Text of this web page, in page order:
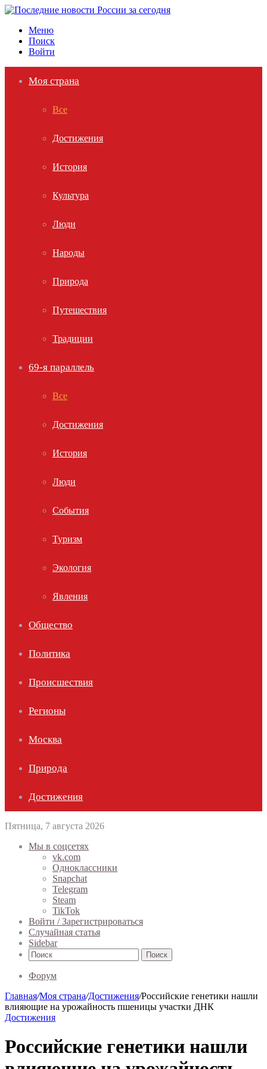
Меню
Поиск
Войти
Моя страна
Все
Достижения
История
Культура
Люди
Народы
Природа
Путешествия
Традиции
69-я параллель
Все
Достижения
История
Люди
События
Туризм
Экология
Явления
Общество
Политика
Происшествия
Регионы
Москва
Природа
Достижения
Пятница, 7 августа 2026
Мы в соцсетях
vk.com
Одноклассники
Snapchat
Telegram
Steam
TikTok
Войти / Зарегистрироваться
Случайная статья
Sidebar
Поиск
Форум
Главная/Моя страна/Достижения/Российские генетики нашли
влияющие на урожайность пшеницы участки ДНК
Достижения
Российские генетики нашли